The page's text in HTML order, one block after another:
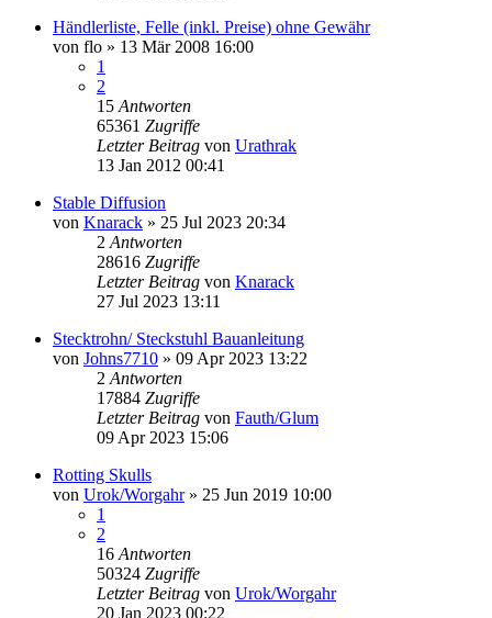
Händlerliste, Felle (inkl. Preise) ohne Gewähr
von flo » 13 Mär 2008 16:00
1
2
15 Antworten
65361 Zugriffe
Letzter Beitrag von Urathrak
13 Jan 2012 00:41
Stable Diffusion
von Knarack » 25 Jul 2023 20:34
2 Antworten
28616 Zugriffe
Letzter Beitrag von Knarack
27 Jul 2023 13:11
Stecktrohn/ Steckstuhl Bauanleitung
von Johns7710 » 09 Apr 2023 13:22
2 Antworten
17884 Zugriffe
Letzter Beitrag von Fauth/Glum
09 Apr 2023 15:06
Rotting Skulls
von Urok/Worgahr» 25 Jun 2019 10:00
1
2
16 Antworten
50324 Zugriffe
Letzter Beitrag von Urok/Worgahr
20 Jan 2023 00:22